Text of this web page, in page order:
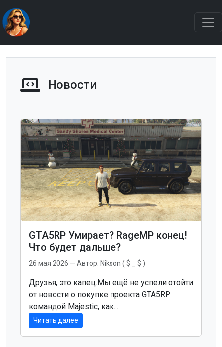
Новости
GTA5RP Умирает? RageMP конец!
Что будет дальше?
26 мая 2026 — Автор: Nikson ( $ _ $ )
Друзья, это капец.Мы ещё не успели отойти
от новости о покупке проекта GTA5RP
командой Majestic, как...
Читать далее